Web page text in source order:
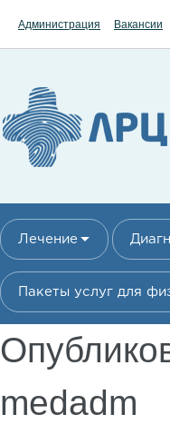
Администрация Вакансии
Лечение
Пакеты услуг для
medadm